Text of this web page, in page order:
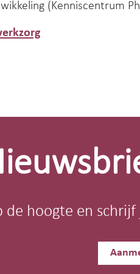
(Kenniscentrum
de hoogte en